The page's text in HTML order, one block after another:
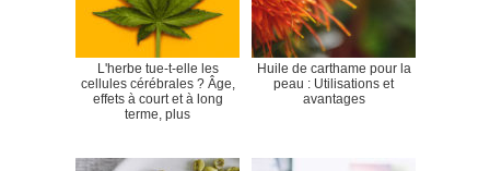
L'herbe tue-t-elle les
cellules cérébrales ? Âge,
effets à court et à long
terme, plus
Huile de carthame pour la
peau : Utilisations et
avantages